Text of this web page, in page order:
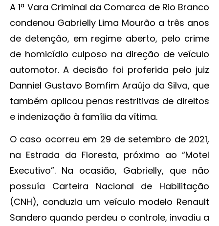
A 1ª Vara Criminal da Comarca de Rio Branco
condenou Gabrielly Lima Mourão a três anos
de detenção, em regime aberto, pelo crime
de homicídio culposo na direção de veículo
automotor. A decisão foi proferida pelo juiz
Danniel Gustavo Bomfim Araújo da Silva, que
também aplicou penas restritivas de direitos
e indenização à família da vítima.
O caso ocorreu em 29 de setembro de 2021,
na Estrada da Floresta, próximo ao “Motel
Executivo”. Na ocasião, Gabrielly, que não
possuía Carteira Nacional de Habilitação
(CNH), conduzia um veículo modelo Renault
Sandero quando perdeu o controle, invadiu a